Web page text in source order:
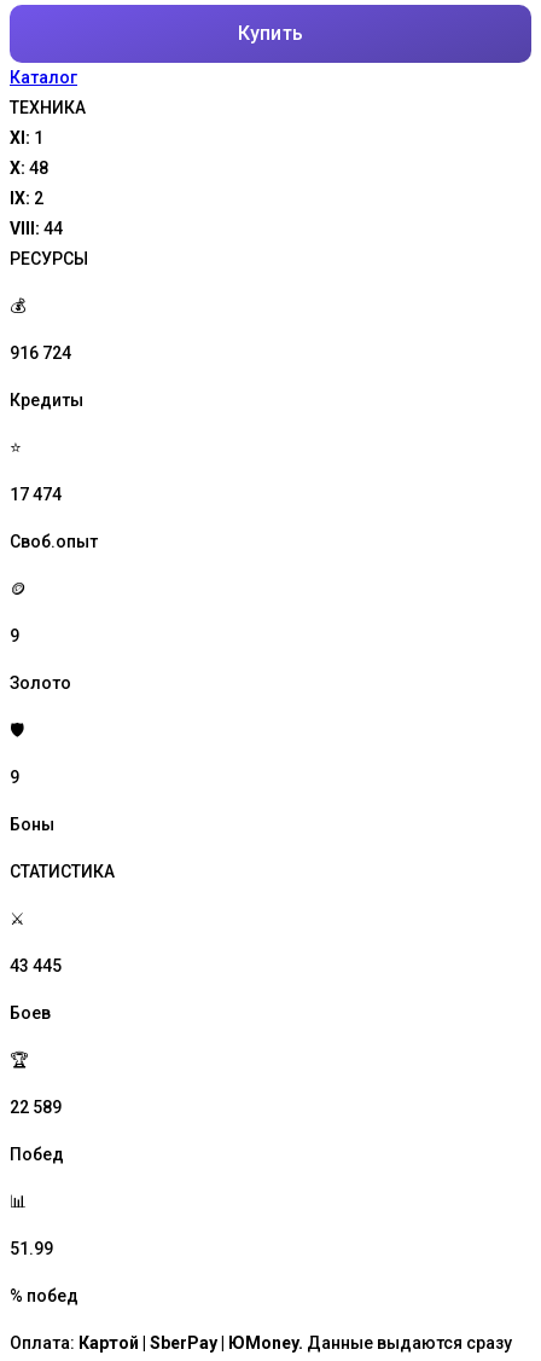
Купить
Каталог
ТЕХНИКА
XI: 1
X: 48
IX: 2
VIII: 44
РЕСУРСЫ
💰
916 724
Кредиты
⭐
17 474
Своб.опыт
🪙
9
Золото
🛡️
9
Боны
СТАТИСТИКА
⚔️
43 445
Боев
🏆
22 589
Побед
📊
51.99
% побед
Оплата: Картой | SberPay | ЮMoney. Данные выдаются сразу